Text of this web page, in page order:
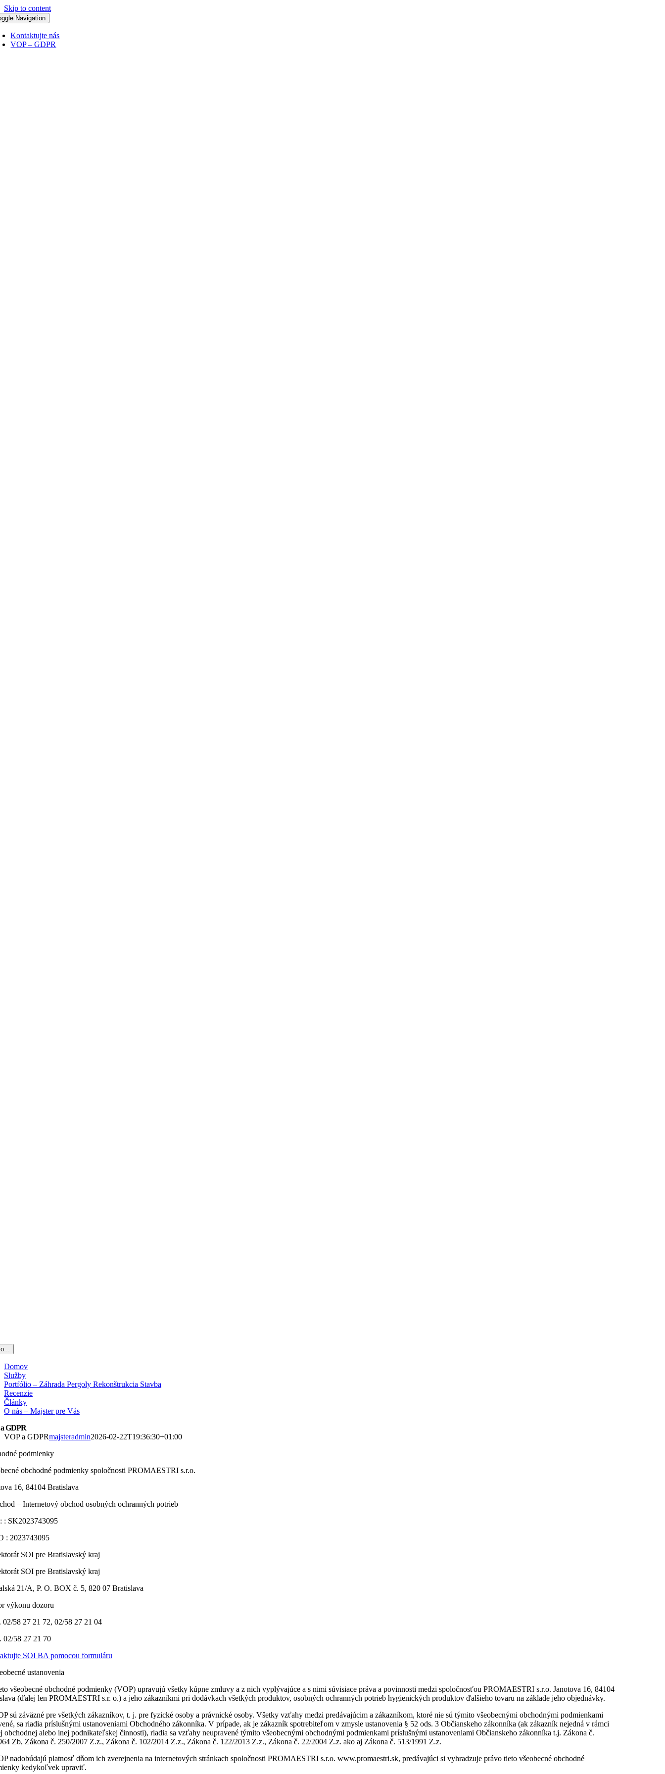
Skip to content
Navigation
Kontaktujte nás
VOP – GDPR
Domov
Služby
Portfólio – Záhrada Pergoly Rekonštrukcia Stavba
Recenzie
Články
O nás – Majster pre Vás
GDPR
VOP a GDPRmajsteradmin2026-02-22T19:36:30+01:00
podmienky
obchodné podmienky spoločnosti PROMAESTRI s.r.o.
16, 84104 Bratislava
– Internetový obchod osobných ochranných potrieb
: SK2023743095
: 2023743095
SOI pre Bratislavský kraj
SOI pre Bratislavský kraj
21/A, P. O. BOX č. 5, 820 07 Bratislava
výkonu dozoru
02/58 27 21 72, 02/58 27 21 04
02/58 27 21 70
SOI BA pomocou formuláru
ustanovenia
všeobecné obchodné podmienky (VOP) upravujú všetky kúpne zmluvy a z nich vyplývajúce a s nimi súvisiace práva a povinnosti medzi spoločnosťou PROMAESTRI s.r.o. Janotova 16, 84104
(ďalej len PROMAESTRI s.r. o.) a jeho zákazníkmi pri dodávkach všetkých produktov, osobných ochranných potrieb hygienických produktov ďalšieho tovaru na základe jeho objednávky.
sú záväzné pre všetkých zákazníkov, t. j. pre fyzické osoby a právnické osoby. Všetky vzťahy medzi predávajúcim a zákazníkom, ktoré nie sú týmito všeobecnými obchodnými podmienkami
sa riadia príslušnými ustanoveniami Obchodného zákonníka. V prípade, ak je zákazník spotrebiteľom v zmysle ustanovenia § 52 ods. 3 Občianskeho zákonníka (ak zákazník nejedná v rámci
obchodnej alebo inej podnikateľskej činnosti), riadia sa vzťahy neupravené týmito všeobecnými obchodnými podmienkami príslušnými ustanoveniami Občianskeho zákonníka t.j. Zákona č.
Zb, Zákona č. 250/2007 Z.z., Zákona č. 102/2014 Z.z., Zákona č. 122/2013 Z.z., Zákona č. 22/2004 Z.z. ako aj Zákona č. 513/1991 Z.z.
nadobúdajú platnosť dňom ich zverejnenia na internetových stránkach spoločnosti PROMAESTRI s.r.o. www.promaestri.sk, predávajúci si vyhradzuje právo tieto všeobecné obchodné
kedykoľvek upraviť.